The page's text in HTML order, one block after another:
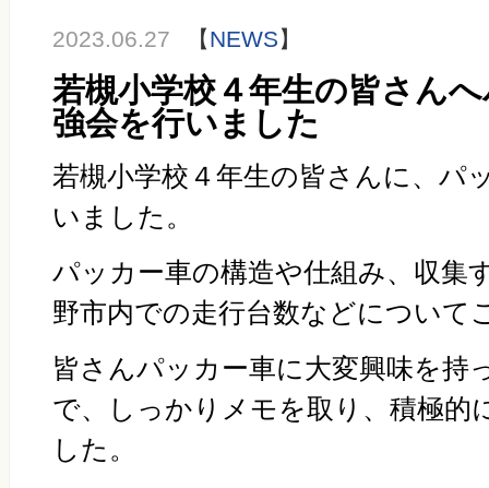
2023.06.27 【NEWS】
若槻小学校４年生の皆さん
強会を行いました
若槻小学校４年生の皆さんに、パ
いました。
パッカー車の構造や仕組み、収集
野市内での走行台数などについて
皆さんパッカー車に大変興味を持
で、しっかりメモを取り、積極的
した。